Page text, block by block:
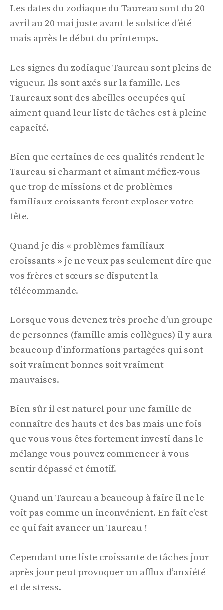
Les dates du zodiaque du Taureau sont du 20
avril au 20 mai juste avant le solstice d’été
mais après le début du printemps.
Les signes du zodiaque Taureau sont pleins de
vigueur. Ils sont axés sur la famille. Les
Taureaux sont des abeilles occupées qui
aiment quand leur liste de tâches est à pleine
capacité.
Bien que certaines de ces qualités rendent le
Taureau si charmant et aimant méfiez-vous
que trop de missions et de problèmes
familiaux croissants feront exploser votre
tête.
Quand je dis « problèmes familiaux
croissants » je ne veux pas seulement dire que
vos frères et sœurs se disputent la
télécommande.
Lorsque vous devenez très proche d’un groupe
de personnes (famille amis collègues) il y aura
beaucoup d’informations partagées qui sont
soit vraiment bonnes soit vraiment
mauvaises.
Bien sûr il est naturel pour une famille de
connaître des hauts et des bas mais une fois
que vous vous êtes fortement investi dans le
mélange vous pouvez commencer à vous
sentir dépassé et émotif.
Quand un Taureau a beaucoup à faire il ne le
voit pas comme un inconvénient. En fait c’est
ce qui fait avancer un Taureau !
Cependant une liste croissante de tâches jour
après jour peut provoquer un afflux d’anxiété
et de stress.